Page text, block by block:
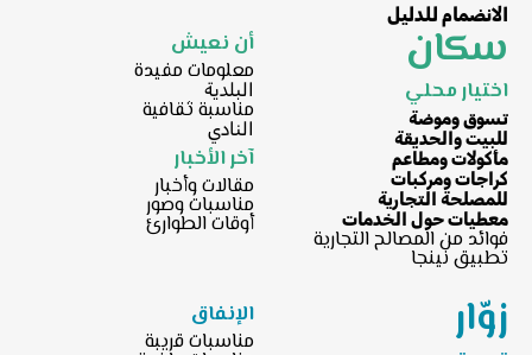
الانضمام للدليل
سكان
اختيار محلي
تسوق وموضة
للبيت والحديقة
مأكولات ومطاعم
كراجات ومركبات
للمصلحة التجارية
معطيات حول الخدمات
فوائد من المصالح التجارية
تطبيق نينجا
أن نعيش
معلومات مفيدة
البلدية
مناسبة ثقافية
النادي
آخر الأخبار
مقالات وأخبار
مناسبات وصور
أوقات الطوارئ
زوّار الإنفاق
مناسبات قريبة